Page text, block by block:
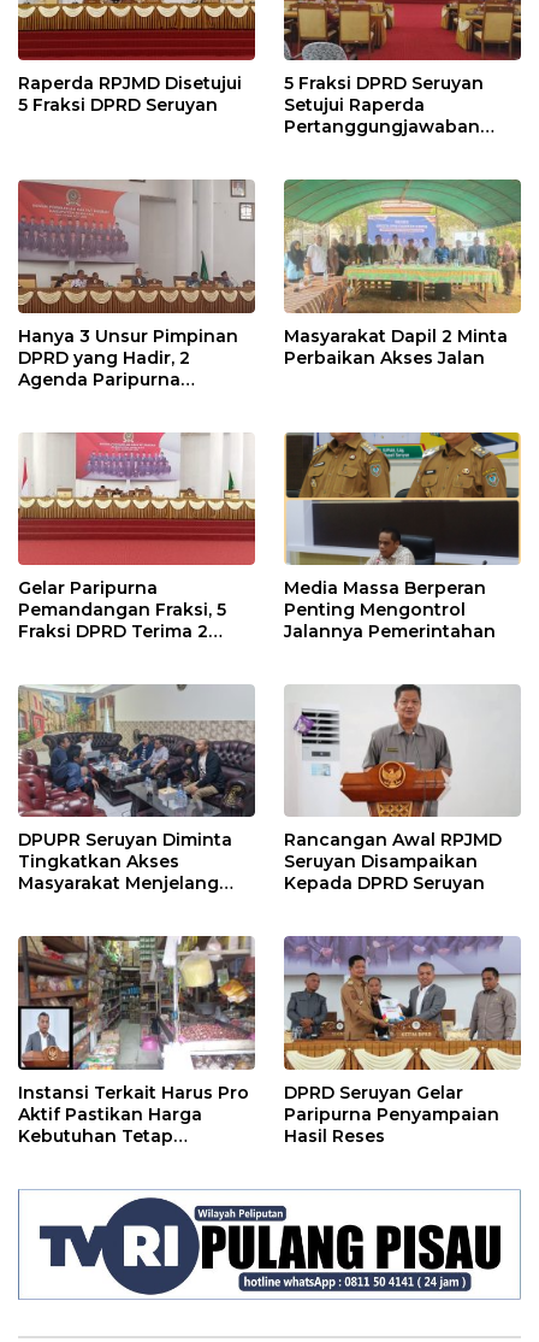
Raperda RPJMD Disetujui
5 Fraksi DPRD Seruyan
5 Fraksi DPRD Seruyan
Setujui Raperda
Pertanggungjawaban
Hanya 3 Unsur Pimpinan
DPRD yang Hadir, 2
Agenda Paripurna
Masyarakat Dapil 2 Minta
Perbaikan Akses Jalan
Gelar Paripurna
Pemandangan Fraksi, 5
Fraksi DPRD Terima 2
Media Massa Berperan
Penting Mengontrol
Jalannya Pemerintahan
DPUPR Seruyan Diminta
Tingkatkan Akses
Masyarakat Menjelang
Rancangan Awal RPJMD
Seruyan Disampaikan
Kepada DPRD Seruyan
Instansi Terkait Harus Pro
Aktif Pastikan Harga
Kebutuhan Tetap
DPRD Seruyan Gelar
Paripurna Penyampaian
Hasil Reses